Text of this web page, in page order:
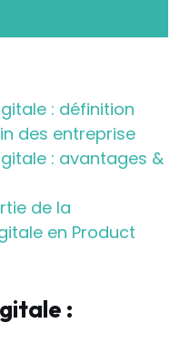
: définition
des entreprise
: avantages &
de la
en Product
: